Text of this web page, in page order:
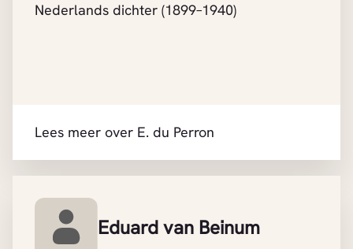
Nederlands dichter (1899–1940)
Lees meer over E. du Perron
Eduard van Beinum